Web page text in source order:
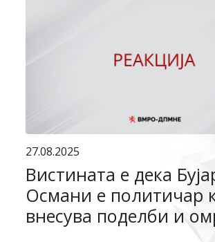
27.08.2025
Вистината е дека
Османи е политичар
внесува поделби и